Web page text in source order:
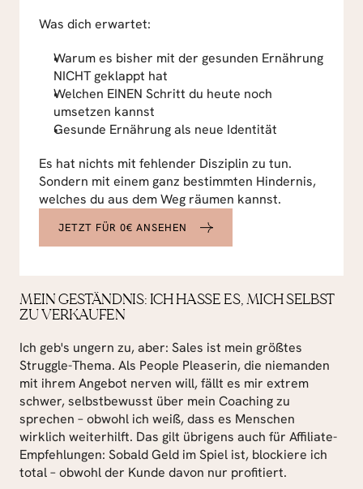
Was dich erwartet:
Warum es bisher mit der gesunden Ernährung
NICHT geklappt hat
Welchen EINEN Schritt du heute noch
umsetzen kannst
Gesunde Ernährung als neue Identität
Es hat nichts mit fehlender Disziplin zu tun.
Sondern mit einem ganz bestimmten Hindernis,
welches du aus dem Weg räumen kannst.
JETZT FÜR 0€ ANSEHEN
MEIN GESTÄNDNIS: ICH HASSE ES, MICH SELBST
ZU VERKAUFEN
Ich geb's ungern zu, aber: Sales ist mein größtes
Struggle-Thema. Als People Pleaserin, die niemanden
mit ihrem Angebot nerven will, fällt es mir extrem
schwer, selbstbewusst über mein Coaching zu
sprechen – obwohl ich weiß, dass es Menschen
wirklich weiterhilft. Das gilt übrigens auch für Affiliate-
Empfehlungen: Sobald Geld im Spiel ist, blockiere ich
total – obwohl der Kunde davon nur profitiert.